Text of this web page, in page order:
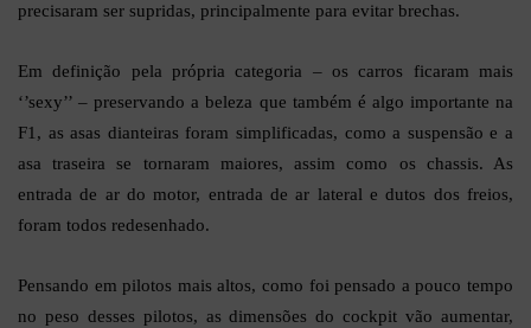
precisaram ser supridas, principalmente para evitar brechas.
Em definição pela própria categoria – os carros ficaram mais
‘’sexy’’ – preservando a beleza que também é algo importante na
F1, as asas dianteiras foram simplificadas, como a suspensão e a
asa traseira se tornaram maiores, assim como os chassis. As
entrada de ar do motor, entrada de ar lateral e dutos dos freios,
foram todos redesenhado.
Pensando em pilotos mais altos, como foi pensado a pouco tempo
no peso desses pilotos, as dimensões do cockpit vão aumentar,